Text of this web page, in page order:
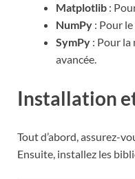
Matplotlib :
NumPy : Pour
SymPy : Pour
avancée.
Installation
Tout d’abord, assurez-
Ensuite, installez les